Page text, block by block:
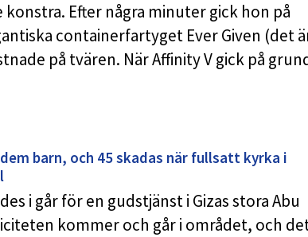
Efter några minuter gick hon på
containerfartyget Ever Given (det
på tvären. När Affinity V gick på
barn, och 45 skadas när fullsatt kyrka i
i går för en gudstjänst i Gizas stora Abu
kommer och går i området, och